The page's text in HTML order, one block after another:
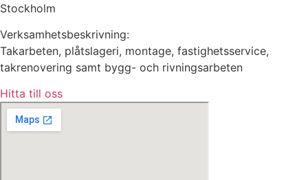
Stockholm
Verksamhetsbeskrivning:
Takarbeten, plåtslageri, montage, fastighetsservice,
takrenovering samt bygg- och rivningsarbeten
Hitta till oss